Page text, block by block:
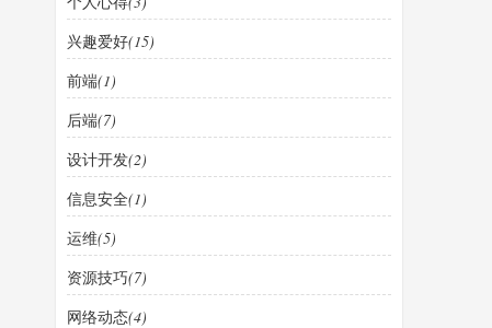
兴趣爱好(15)
前端(1)
后端(7)
设计开发(2)
信息安全(1)
运维(5)
资源技巧(7)
网络动态(4)